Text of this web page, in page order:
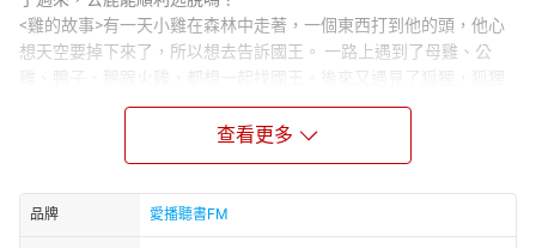
<雞的故事>有一天小雞在森林中走著，一個東西打到他的頭，他心
想天空要掉下來了，所以想去告訴國王。 一路上遇到了母雞、公
雞、鴨子、鵝跟火雞，都想一起找國王。後來又遇見了狐狸，狐狸
會帶他們去找國王嗎？
<北風和太陽>太陽、風和雲在天上大吵了一架，他們決定要舉行一
場比賽，讓我們來看看到底誰能獲勝呢？
橋呢？
<火藥箱>士兵在回家路上遇到了老巫婆。巫婆說在大樹洞底下有黃
查看更多
品牌 愛播聽書FM